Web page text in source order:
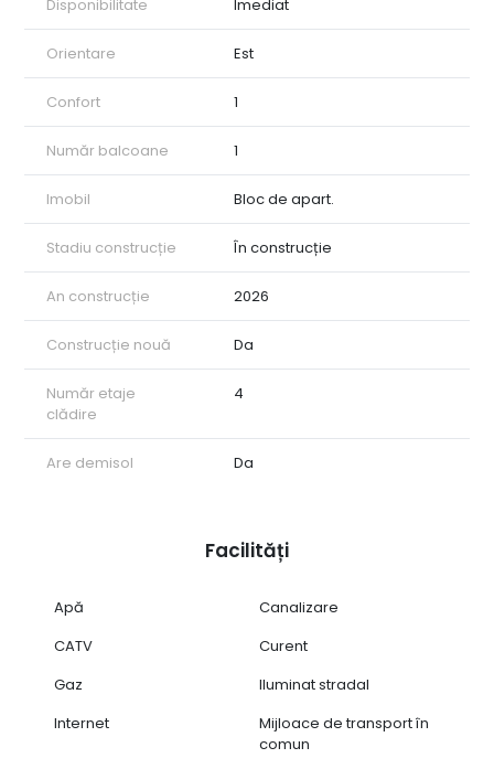
Disponibilitate Imediat
Orientare Est
Confort 1
Număr balcoane 1
Imobil Bloc de apart.
Stadiu construcție În construcție
An construcție 2026
Construcție nouă Da
Număr etaje
clădire
4
Are demisol Da
Facilități
Apă
Canalizare
CATV
Curent
Gaz
Iluminat stradal
Internet
Mijloace de transport în
comun